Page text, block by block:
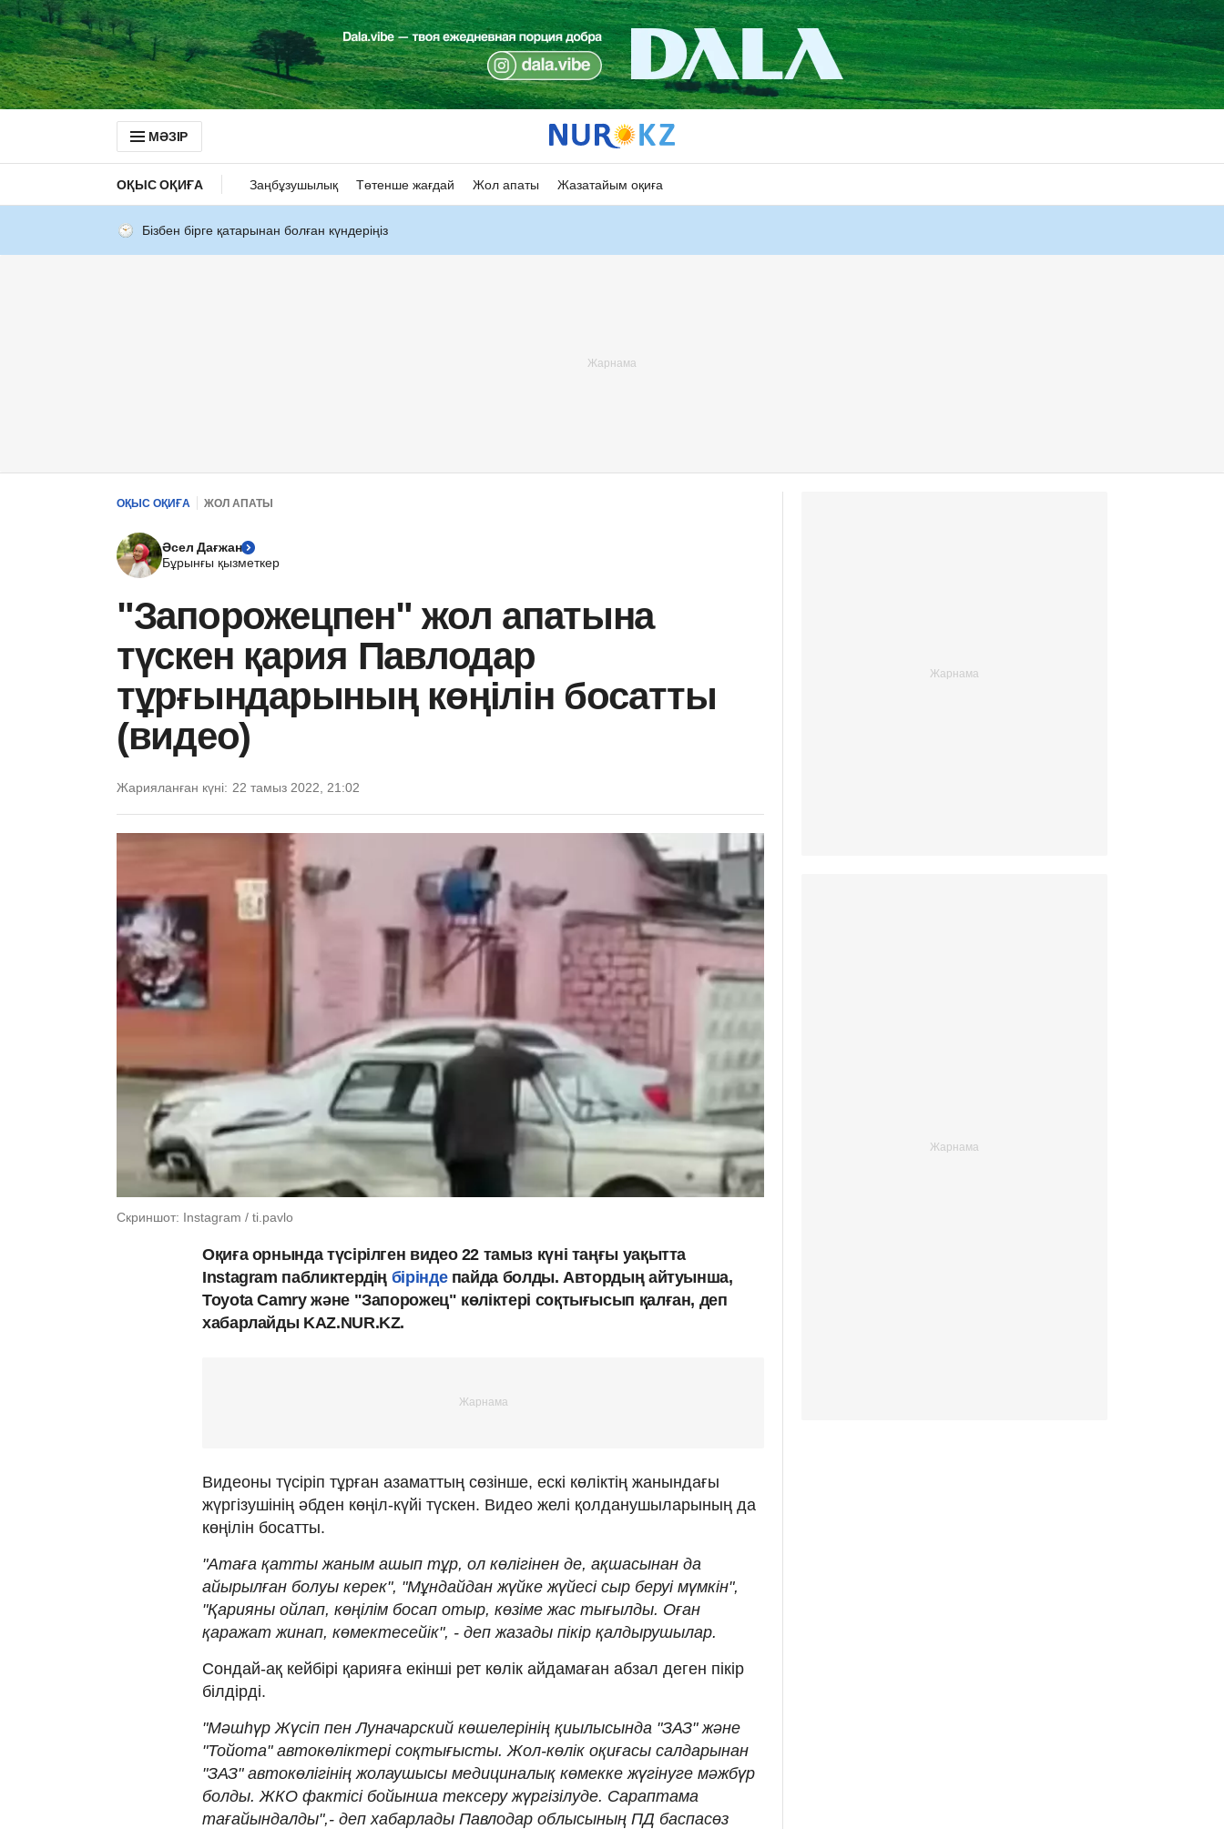
МӘЗІР
ОҚЫС ОҚИҒА Заңбұзушылық Төтенше жағдай Жол апаты Жазатайым оқиға
Бізбен бірге қатарынан болған күндеріңіз
ОҚЫС ОҚИҒА ЖОЛ АПАТЫ
Әсел Дағжан
Бұрынғы қызметкер
"Запорожецпен" жол апатына
түскен қария Павлодар
тұрғындарының көңілін босатты
(видео)
Жарияланған күні: 22 тамыз 2022, 21:02
Скриншот: Instagram / ti.pavlo
Оқиға орнында түсірілген видео 22 тамыз күні таңғы уақытта
Instagram пабликтердің бірінде пайда болды. Автордың айтуынша,
Toyota Camry және "Запорожец" көліктері соқтығысып қалған, деп
хабарлайды KAZ.NUR.KZ.
Видеоны түсіріп тұрған азаматтың сөзінше, ескі көліктің жанындағы
жүргізушінің әбден көңіл-күйі түскен. Видео желі қолданушыларының да
көңілін босатты.
"Атаға қатты жаным ашып тұр, ол көлігінен де, ақшасынан да
айырылған болуы керек", "Мұндайдан жүйке жүйесі сыр беруі мүмкін",
"Қарияны ойлап, көңілім босап отыр, көзіме жас тығылды. Оған
қаражат жинап, көмектесейік", - деп жазады пікір қалдырушылар.
Сондай-ақ кейбірі қарияға екінші рет көлік айдамаған абзал деген пікір
білдірді.
"Мәшһүр Жүсіп пен Луначарский көшелерінің қиылысында "ЗАЗ" және
"Тойота" автокөліктері соқтығысты. Жол-көлік оқиғасы салдарынан
"ЗАЗ" автокөлігінің жолаушысы медициналық көмекке жүгінуге мәжбүр
болды. ЖКО фактісі бойынша тексеру жүргізілуде. Сараптама
тағайындалды",- деп хабарлады Павлодар облысының ПД баспасөз